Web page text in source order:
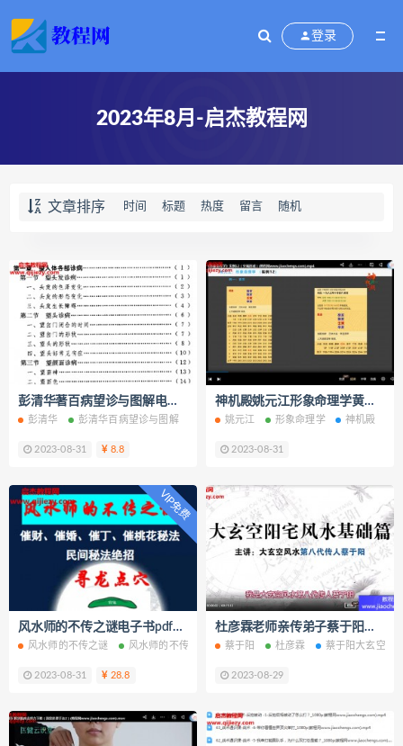
登录
2023年8月-启杰教程网
文章排序 时间 标题 热度 留言 随机
彭清华著百病望诊与图解电子版pdf百度网盘下载学习
彭清华 彭清华百病望诊与图解 百病望诊与图解电子版 百病望诊与图解
2023-08-31 8.8
神机殿姚元江形象命理学黄鉴体系直接读象视频课程合集百度网盘下载学习
姚元江 形象命理学 神机殿
2023-08-31
VIP免费
风水师的不传之谜电子书pdf催财婚丁桃花百度网盘下载学习
风水师的不传之谜 风水师的不传之谜电子书 风水师的不传之谜PDF 催财
2023-08-31 28.8
杜彦霖老师亲传弟子蔡于阳大玄空阳宅风水视频课程90集百度网盘下载学习
蔡于阳 杜彦霖 蔡于阳大玄空阳
2023-08-29